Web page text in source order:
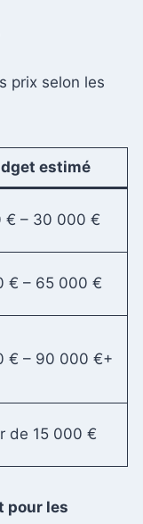
prix selon les
estimé
€ – 30 000 €
€ – 65 000 €
€ – 90 000 €+
de 15 000 €
pour les